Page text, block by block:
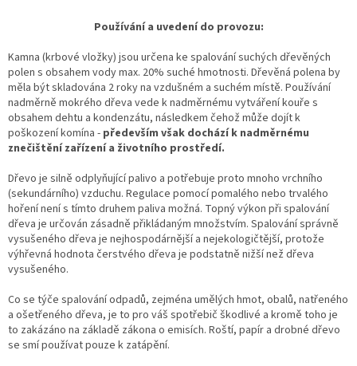
Používání a uvedení do provozu:
Kamna (krbové vložky) jsou určena ke spalování suchých dřevěných
polen s obsahem vody max. 20% suché hmotnosti. Dřevěná polena by
měla být skladována 2 roky na vzdušném a suchém místě. Používání
nadměrně mokrého dřeva vede k nadměrnému vytváření kouře s
obsahem dehtu a kondenzátu, následkem čehož může dojít k
poškození komína - především však dochází k nadměrnému
znečištění zařízení a životního prostředí.
Dřevo je silně odplyňující palivo a potřebuje proto mnoho vrchního
(sekundárního) vzduchu. Regulace pomocí pomalého nebo trvalého
hoření není s tímto druhem paliva možná. Topný výkon při spalování
dřeva je určován zásadně přikládaným množstvím. Spalování správně
vysušeného dřeva je nejhospodárnější a nejekologičtější, protože
výhřevná hodnota čerstvého dřeva je podstatně nižší než dřeva
vysušeného.
Co se týče spalování odpadů, zejména umělých hmot, obalů, natřeného
a ošetřeného dřeva, je to pro váš spotřebič škodlivé a kromě toho je
to zakázáno na základě zákona o emisích. Roští, papír a drobné dřevo
se smí používat pouze k zatápění.